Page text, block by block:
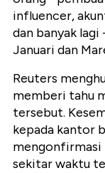
influencer,
dan banyak lagi
Januari dan
Reuters
memberi tahu
tersebut.
kepada kantor
mengonfirmasi
sekitar waktu